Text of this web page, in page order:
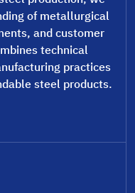
of metallurgical
and customer
technical
practices
steel products.